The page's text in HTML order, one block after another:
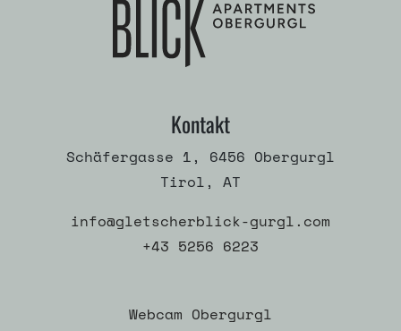
Kontakt
Schäfergasse 1, 6456 Obergurgl
Tirol, AT
info@gletscherblick-gurgl.com
+43 5256 6223
Webcam Obergurgl